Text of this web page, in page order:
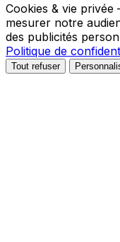
Cookies & vie privée
mesurer notre
des publicités
Politique de
Tout refuser